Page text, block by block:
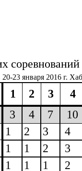
20-23 января 2016 г.
1 2 3 4
3 4 7 10
1 2 3 4
1 1 2 3
1 1 1 2